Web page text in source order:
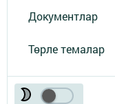
Документлар
Төрле темалар